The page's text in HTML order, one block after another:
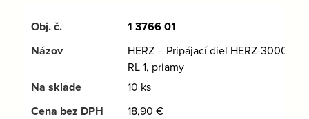
1 3766 01
HERZ – Pripájací diel HERZ-3000-
RL 1, priamy
10 ks
18,90 €